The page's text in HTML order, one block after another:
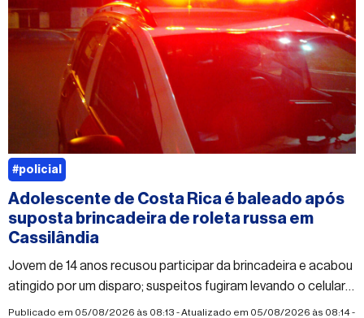
Adolescente de Costa Rica é baleado após
suposta brincadeira de roleta russa em
Cassilândia
Jovem de 14 anos recusou participar da brincadeira e acabou
atingido por um disparo; suspeitos fugiram levando o celular
da vítima
Publicado em 05/08/2026 às 08:13 - Atualizado em 05/08/2026 às 08:14 -
#policial